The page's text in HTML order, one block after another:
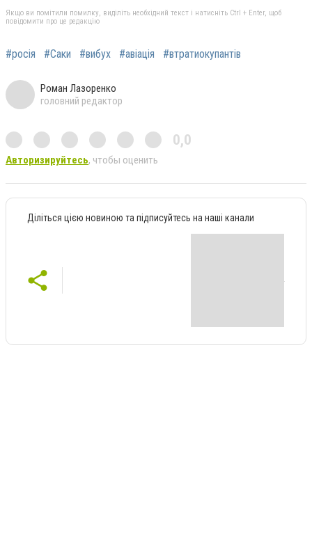
Якщо ви помітили помилку, виділіть необхідний текст і натисніть Ctrl + Enter, щоб
повідомити про це редакцію
#росія #Саки #вибух #авіація #втратиокупантів
Роман Лазоренко
головний редактор
0,0
Авторизируйтесь, чтобы оценить
Діліться цією новиною та підписуйтесь на наші канали